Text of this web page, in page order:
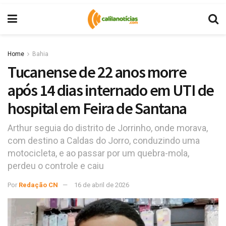
Home Bahia
Tucanense de 22 anos morre
após 14 dias internado em UTI de
hospital em Feira de Santana
Arthur seguia do distrito de Jorrinho, onde morava,
com destino a Caldas do Jorro, conduzindo uma
motocicleta, e ao passar por um quebra-mola,
perdeu o controle e caiu
Por Redação CN 16 de abril de 2026